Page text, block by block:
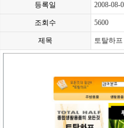
등록일 2008-08-
조회수 5600
제목 토탈하프